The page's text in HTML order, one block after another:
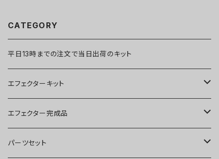
CATEGORY
平日13時までの注文で当日出荷のキット
エフェクターキット
ブースター
オーバードライブ
エフェクター完成品
ブースター
パーツセット